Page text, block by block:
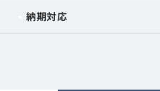
納期対応